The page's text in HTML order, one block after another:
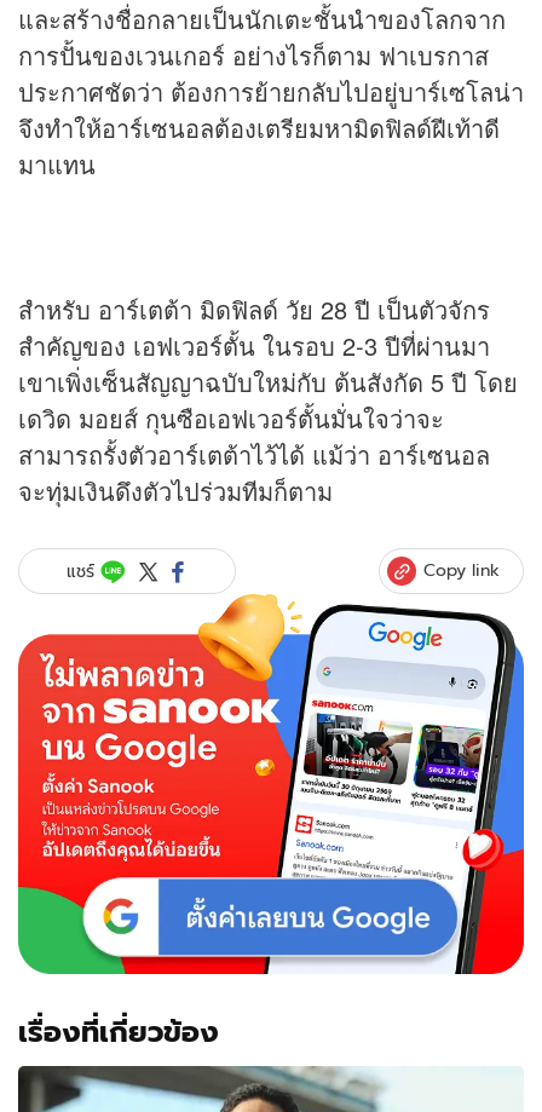
และสร้างชื่อกลายเป็นนักเตะชั้นนำของโลกจาก
การปั้นของเวนเกอร์ อย่างไรก็ตาม ฟาเบรกาส
ประกาศชัดว่า ต้องการย้ายกลับไปอยู่บาร์เซโลน่า
จึงทำให้อาร์เซนอลต้องเตรียมหามิดฟิลด์ฝีเท้าดี
มาแทน
สำหรับ อาร์เตต้า มิดฟิลด์ วัย 28 ปี เป็นตัวจักร
สำคัญของ เอฟเวอร์ตั้น ในรอบ 2-3 ปีที่ผ่านมา
เขาเพิ่งเซ็นสัญญาฉบับใหม่กับ ต้นสังกัด 5 ปี โดย
เดวิด มอยส์ กุนซือเอฟเวอร์ตั้นมั่นใจว่าจะ
สามารถรั้งตัวอาร์เตต้าไว้ได้ แม้ว่า อาร์เซนอล
จะทุ่มเงินดึงตัวไปร่วมทีมก็ตาม
แชร์ Copy link
เรื่องที่เกี่ยวข้อง